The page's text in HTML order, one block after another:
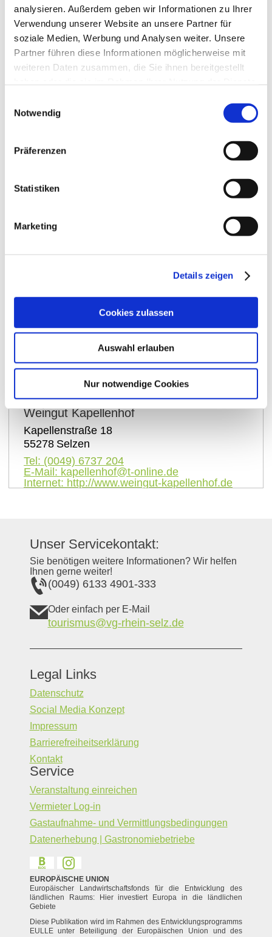
analysieren. Außerdem geben wir Informationen zu Ihrer
Verwendung unserer Website an unsere Partner für
soziale Medien, Werbung und Analysen weiter. Unsere
Partner führen diese Informationen möglicherweise mit
weiteren Daten zusammen, die Sie ihnen bereitgestellt
Notwendig
Präferenzen
Statistiken
Marketing
Details zeigen
Cookies zulassen
Auswahl erlauben
Nur notwendige Cookies
Kontakt Weitere Infos & Downloads
Kontaktinformationen:
Weingut Kapellenhof
Kapellenstraße 18
55278 Selzen
Tel: (0049) 6737 204
E-Mail: kapellenhof@t-online.de
Internet: http://www.weingut-kapellenhof.de
Unser Servicekontakt:
Sie benötigen weitere Informationen? Wir helfen
Ihnen gerne weiter!
(0049) 6133 4901-333
Oder einfach per E-Mail
tourismus@vg-rhein-selz.de
Legal Links
Datenschutz
Social Media Konzept
Impressum
Barrierefreiheitserklärung
Kontakt
Service
Veranstaltung einreichen
Vermieter Log-in
Gastaufnahme- und Vermittlungsbedingungen
Datenerhebung | Gastronomiebetriebe
EUROPÄISCHE UNION
Europäischer Landwirtschaftsfonds für die Entwicklung des
ländlichen Raums: Hier investiert Europa in die ländlichen
Gebiete
Diese Publikation wird im Rahmen des Entwicklungsprogramms
EULLE unter Beteiligung der Europäischen Union und des